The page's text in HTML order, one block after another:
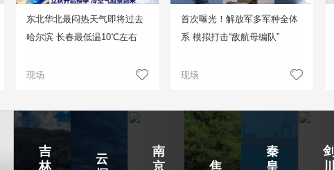
东北华北最闷热天气即将过去
哈尔滨 长春最低温10℃左右
现场
首次曝光！解放军多军种全体
系 模拟打击“敌航母编队”
现场
吉
林
云
南
京
焦
秦
皇
剑
川